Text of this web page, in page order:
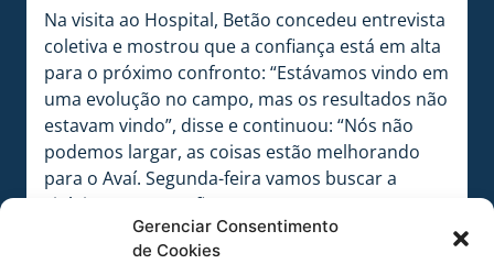
Gerenciar Consentimento
de Cookies
Na visita ao Hospital, Betão concedeu entrevista
coletiva e mostrou que a confiança está em alta
para o próximo confronto: “Estávamos vindo em
uma evolução no campo, mas os resultados não
estavam vindo”, disse e continuou: “Nós não
podemos largar, as coisas estão melhorando
para o Avaí. Segunda-feira vamos buscar a
vitória em casa”, afirmou.
A equipe retorna às atividades na tarde desta